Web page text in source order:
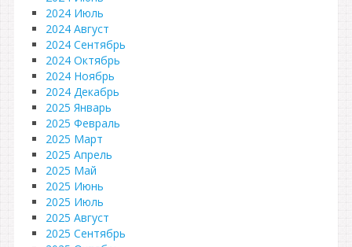
2024 Июль
2024 Август
2024 Сентябрь
2024 Октябрь
2024 Ноябрь
2024 Декабрь
2025 Январь
2025 Февраль
2025 Март
2025 Апрель
2025 Май
2025 Июнь
2025 Июль
2025 Август
2025 Сентябрь